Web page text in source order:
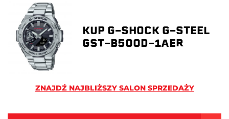
KUP G-SHOCK G-STEEL
GST-B500D-1AER
ZNAJDŹ NAJBLIŻSZY SALON SPRZEDAŻY